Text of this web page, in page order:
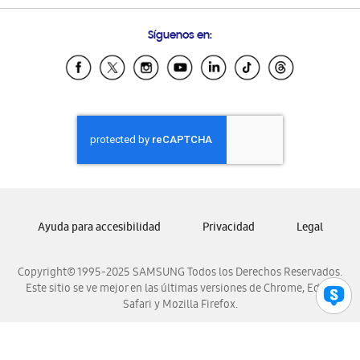
Samsung Ecuador
Samsung El Salvador
Samsung Honduras
Samsung Nicaragua
Samsung Panamá
Samsung Venezuela
Síguenos en:
Copyright© 1995-2025 SAMSUNG Todos los Derechos Reservados.
Este sitio se ve mejor en las últimas versiones de Chrome, Edge,
Safari y Mozilla Firefox.
Ayuda para accesibilidad Privacidad Legal